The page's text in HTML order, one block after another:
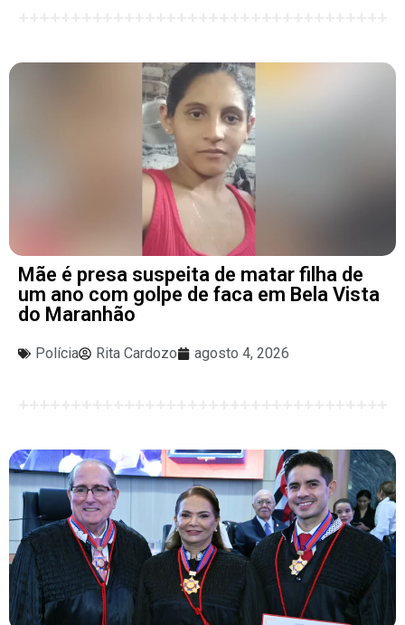
Mãe é presa suspeita de matar filha de
um ano com golpe de faca em Bela Vista
do Maranhão
Polícia Rita Cardozo agosto 4, 2026